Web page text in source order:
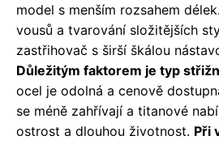
model s menším rozsahem
vousů a tvarování složitějších
zastřihovač s širší škálou
Důležitým faktorem je typ
ocel je odolná a cenově
se méně zahřívají a titanové
ostrost a dlouhou životnost. Při